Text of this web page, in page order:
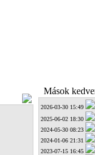
Mások
2026-03-30 15:49
2025-06-02 18:30
2024-05-30 08:23
2024-01-06 21:31
2023-07-15 16:45